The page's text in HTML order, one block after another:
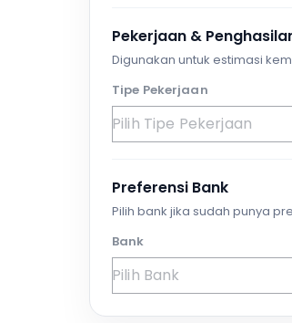
Pekerjaan &
Digunakan untuk estimasi
Tipe Pekerjaan
Preferensi Bank
Pilih bank jika sudah punya
Bank